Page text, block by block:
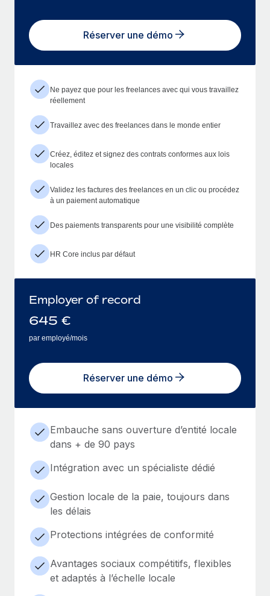
Réserver une démo
Ne payez que pour les freelances avec qui vous travaillez
réellement
Travaillez avec des freelances dans le monde entier
Créez, éditez et signez des contrats conformes aux lois
locales
Validez les factures des freelances en un clic ou procédez
à un paiement automatique
Des paiements transparents pour une visibilité complète
HR Core inclus par défaut
Employer of record
645 €
par employé/mois
Réserver une démo
Embauche sans ouverture d’entité locale
dans + de 90 pays
Intégration avec un spécialiste dédié
Gestion locale de la paie, toujours dans
les délais
Protections intégrées de conformité
Avantages sociaux compétitifs, flexibles
et adaptés à l’échelle locale